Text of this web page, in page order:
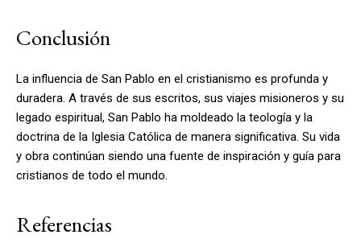
Conclusión
La influencia de San Pablo en el cristianismo es profunda y
duradera. A través de sus escritos, sus viajes misioneros y su
legado espiritual, San Pablo ha moldeado la teología y la
doctrina de la Iglesia Católica de manera significativa. Su vida
y obra continúan siendo una fuente de inspiración y guía para
cristianos de todo el mundo.
Referencias